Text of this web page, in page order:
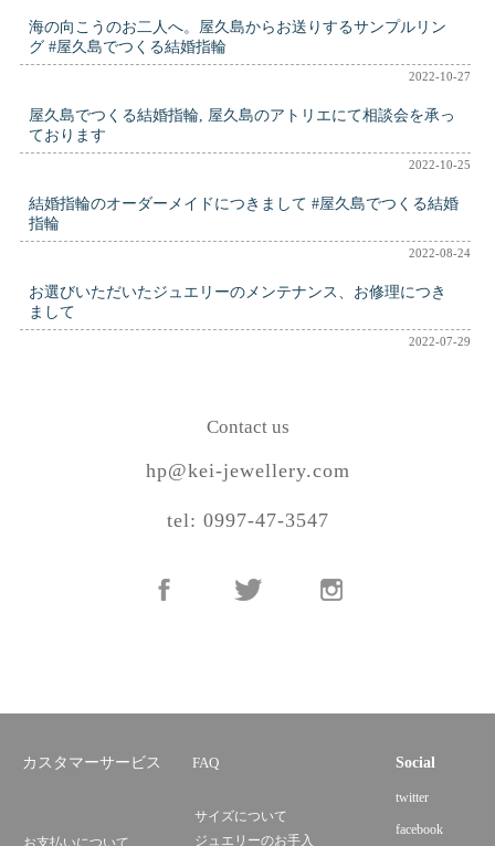
海の向こうのお二人へ。屋久島からお送りするサンプルリン
グ #屋久島でつくる結婚指輪
2022-10-27
屋久島でつくる結婚指輪, 屋久島のアトリエにて相談会を承っ
ております
2022-10-25
結婚指輪のオーダーメイドにつきまして #屋久島でつくる結婚
指輪
2022-08-24
お選びいただいたジュエリーのメンテナンス、お修理につき
まして
2022-07-29
Contact us
hp@kei-jewellery.com
tel: 0997-47-3547
カスタマーサービス FAQ
お支払いについて
サイズについて
ジュエリーのお手入
Social
twitter
facebook